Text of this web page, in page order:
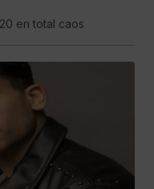
en total caos